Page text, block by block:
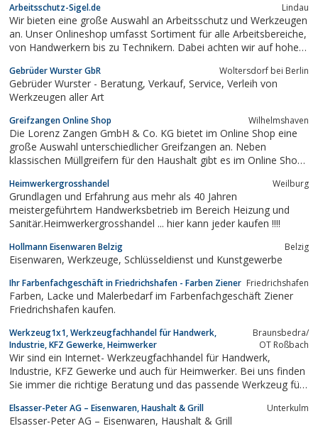
Arbeitsschutz-Sigel.de Lindau
Wir bieten eine große Auswahl an Arbeitsschutz und Werkzeugen
an. Unser Onlineshop umfasst Sortiment für alle Arbeitsbereiche,
von Handwerkern bis zu Technikern. Dabei achten wir auf hohe
Informationen und Wissenswertes zum Shop und den
angebotenen Artikeln, findet man auf...
Gebrüder Wurster GbR Woltersdorf bei Berlin
Gebrüder Wurster - Beratung, Verkauf, Service, Verleih von
Werkzeugen aller Art
Greifzangen Online Shop Wilhelmshaven
Die Lorenz Zangen GmbH & Co. KG bietet im Online Shop eine
große Auswahl unterschiedlicher Greifzangen an. Neben
klassischen Müllgreifern für den Haushalt gibt es im Online Shop
Spezialgreifzangen für individuelle Bedürfnisse.
Heimwerkergrosshandel Weilburg
Grundlagen und Erfahrung aus mehr als 40 Jahren
meistergeführtem Handwerksbetrieb im Bereich Heizung und
Sanitär.Heimwerkergrosshandel ... hier kann jeder kaufen !!!!
Hollmann Eisenwaren Belzig Belzig
Eisenwaren, Werkzeuge, Schlüsseldienst und Kunstgewerbe
Ihr Farbenfachgeschäft in Friedrichshafen - Farben Ziener Friedrichshafen
Farben, Lacke und Malerbedarf im Farbenfachgeschäft Ziener
Friedrichshafen kaufen.
Werkzeug1x1, Werkzeugfachhandel für Handwerk,
Industrie, KFZ Gewerke, Heimwerker
Braunsbedra/
OT Roßbach
Wir sind ein Internet- Werkzeugfachhandel für Handwerk,
Industrie, KFZ Gewerke und auch für Heimwerker. Bei uns finden
Sie immer die richtige Beratung und das passende Werkzeug für
Werkzeug Onlineshop umfasst jegliche Handwerkzeuge
Elsasser-Peter AG – Eisenwaren, Haushalt & Grill Unterkulm
Elsasser-Peter AG – Eisenwaren, Haushalt & Grill